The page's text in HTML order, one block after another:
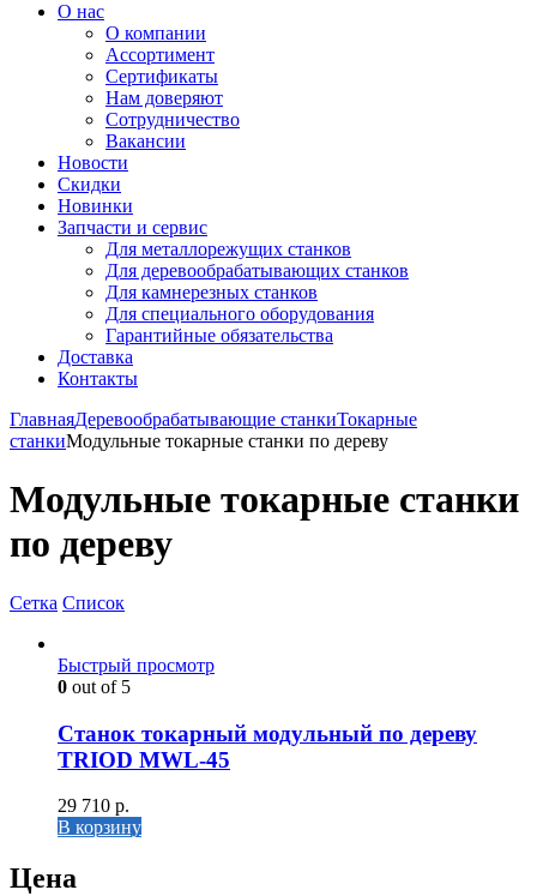
О нас
О компании
Ассортимент
Сертификаты
Нам доверяют
Сотрудничество
Вакансии
Новости
Скидки
Новинки
Запчасти и сервис
Для металлорежущих станков
Для деревообрабатывающих станков
Для камнерезных станков
Для специального оборудования
Гарантийные обязательства
Доставка
Контакты
ГлавнаяДеревообрабатывающие станкиТокарные
станкиМодульные токарные станки по дереву
Модульные токарные станки
по дереву
Сетка Список
Быстрый просмотр
0 out of 5
Станок токарный модульный по дереву
TRIOD MWL-45
29 710 р.
В корзину
Цена